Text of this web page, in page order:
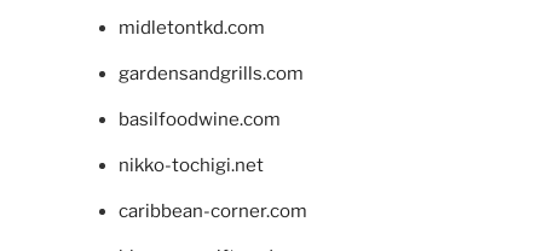
midletontkd.com
gardensandgrills.com
basilfoodwine.com
nikko-tochigi.net
caribbean-corner.com